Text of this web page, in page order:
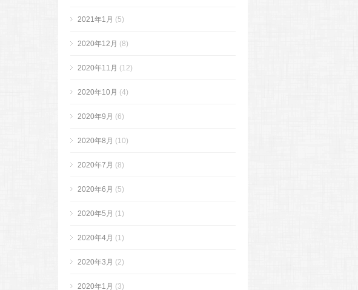
2021年1月 (5)
2020年12月 (8)
2020年11月 (12)
2020年10月 (4)
2020年9月 (6)
2020年8月 (10)
2020年7月 (8)
2020年6月 (5)
2020年5月 (1)
2020年4月 (1)
2020年3月 (2)
2020年1月 (3)